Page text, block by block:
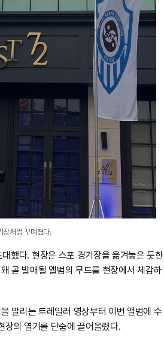
장처럼 꾸며졌다.
했다. 현장은 스포 경기장을 옮겨놓은 듯한
곧 발매될 앨범의 무드를 현장에서 체감하
알리는 트레일러 영상부터 이번 앨범에 수
의 열기를 단숨에 끌어올렸다.